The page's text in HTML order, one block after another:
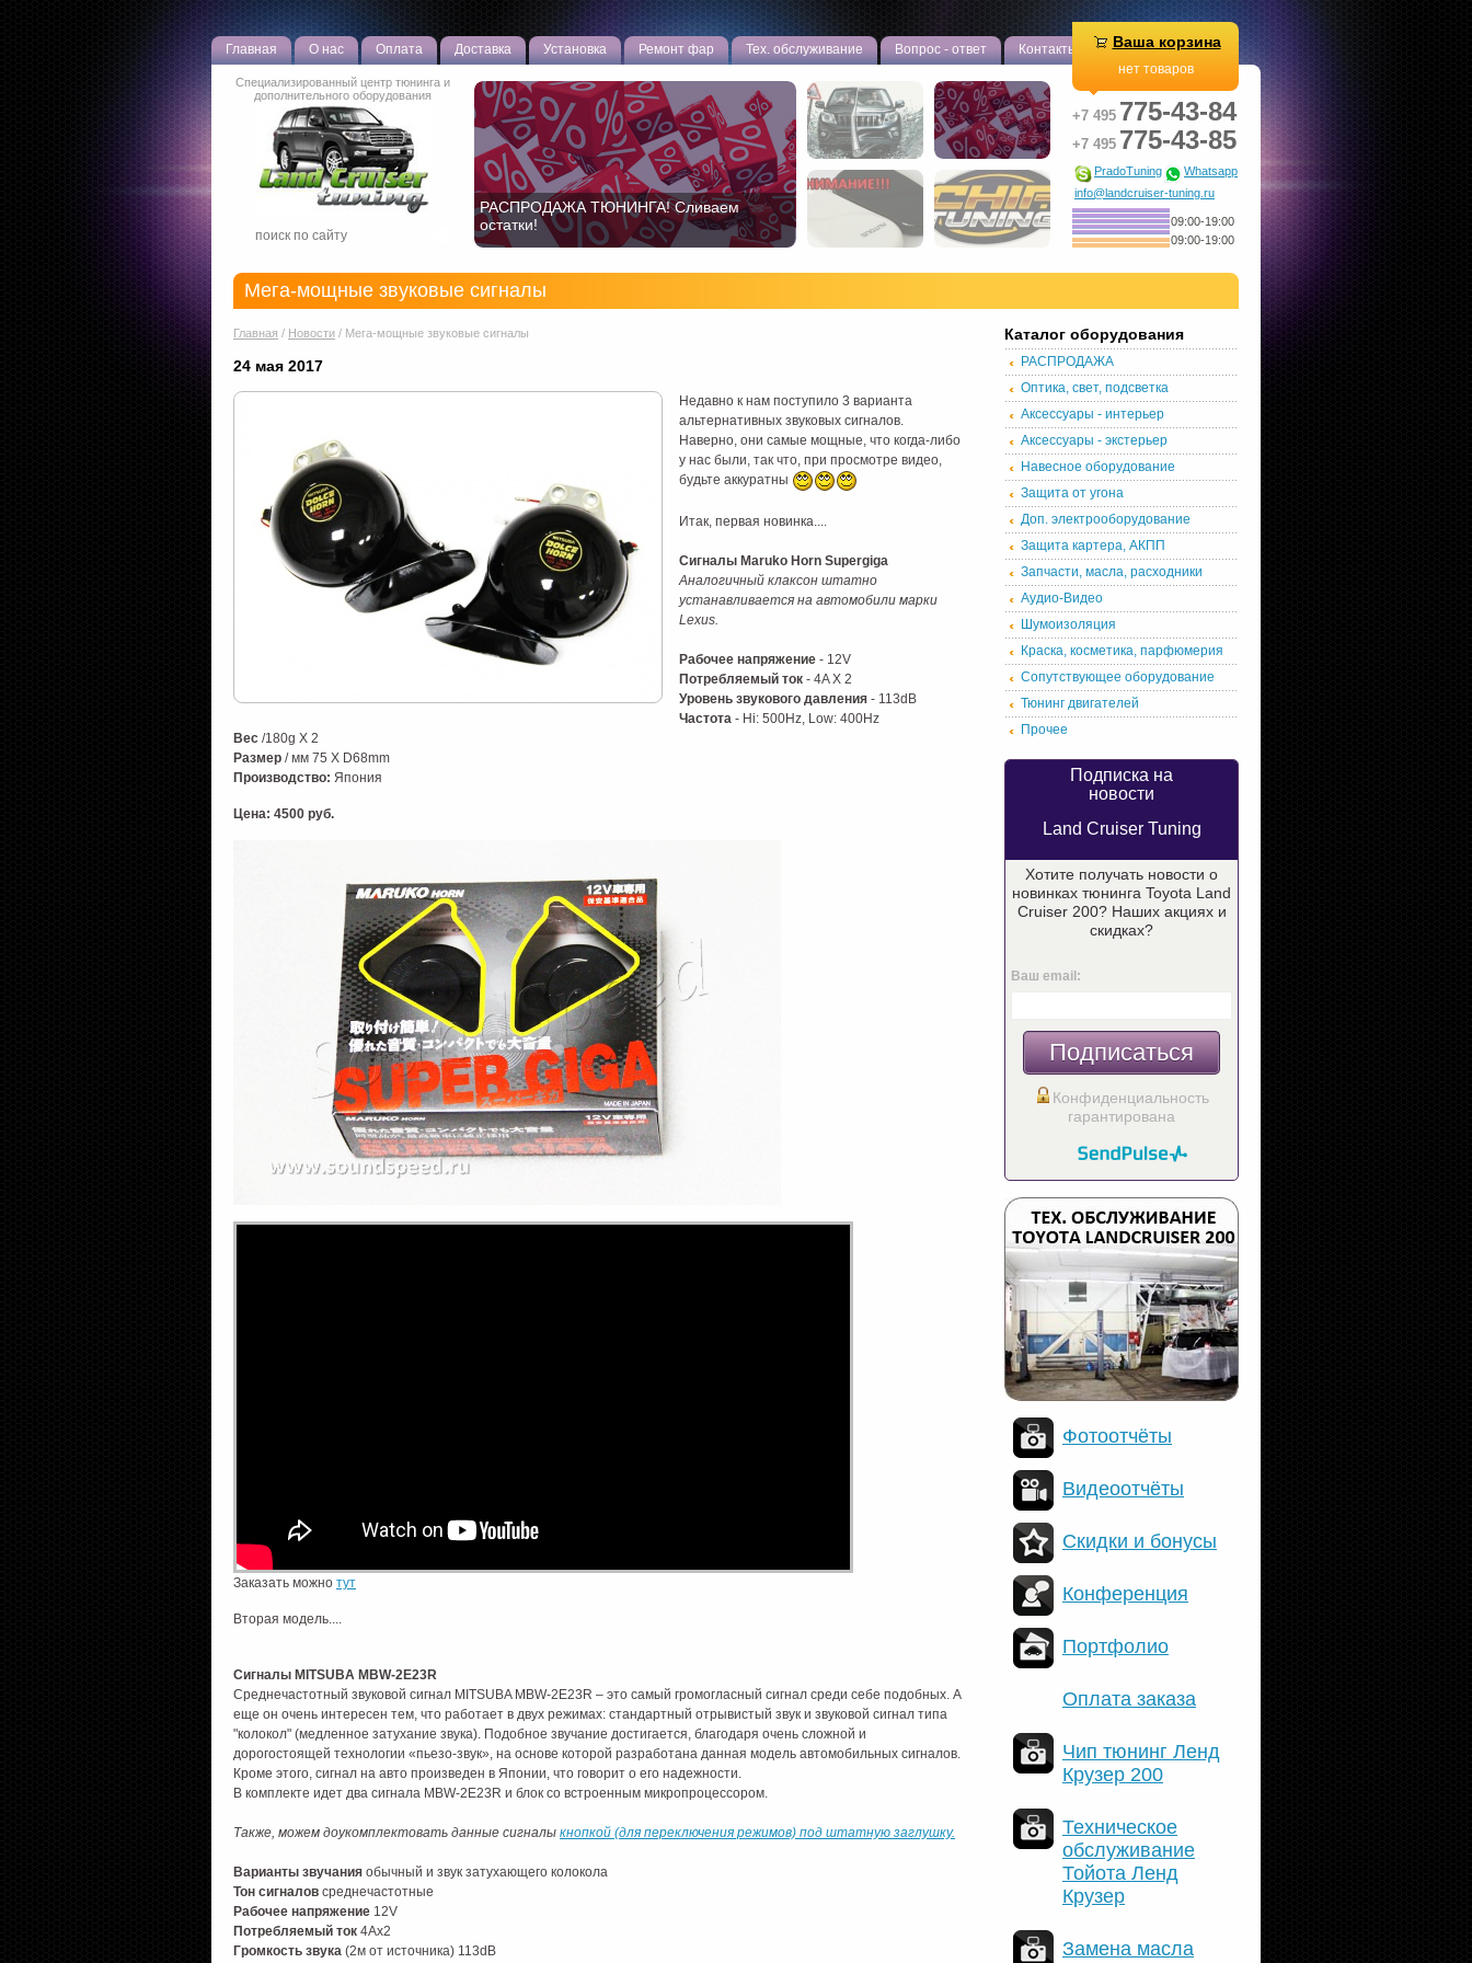
Главная О нас Оплата Доставка Установка Ремонт фар Тех. обслуживание Вопрос - ответ Контакты
Специализированный центр тюнинга и
дополнительного оборудования
РАСПРОДАЖА ТЮНИНГА! Сливаем
остатки!
Ваша корзина
нет товаров
+7 495 775-43-84
+7 495 775-43-85
PradoTuning
Whatsapp
info@landcruiser-tuning.ru
09:00-19:00
09:00-19:00
Мега-мощные звуковые сигналы
Главная / Новости / Мега-мощные звуковые сигналы
24 мая 2017
Недавно к нам поступило 3 варианта
альтернативных звуковых сигналов.
Наверно, они самые мощные, что когда-либо
у нас были, так что, при просмотре видео,
будьте аккуратны
Итак, первая новинка....
Сигналы Maruko Horn Supergiga
Аналогичный клаксон штатно
устанавливается на автомобили марки
Lexus.
Рабочее напряжение - 12V
Потребляемый ток - 4A X 2
Уровень звукового давления - 113dB
Частота - Hi: 500Hz, Low: 400Hz
Вес /180g X 2
Размер / мм 75 X D68mm
Производство: Япония
Цена: 4500 руб.
Заказать можно тут
Вторая модель....
Сигналы MITSUBA MBW-2E23R
Среднечастотный звуковой сигнал MITSUBA MBW-2E23R – это самый громогласный сигнал среди себе подобных. А
еще он очень интересен тем, что работает в двух режимах: стандартный отрывистый звук и звуковой сигнал типа
"колокол" (медленное затухание звука). Подобное звучание достигается, благодаря очень сложной и
дорогостоящей технологии «пьезо-звук», на основе которой разработана данная модель автомобильных сигналов.
Кроме этого, сигнал на авто произведен в Японии, что говорит о его надежности.
В комплекте идет два сигнала MBW-2E23R и блок со встроенным микропроцессором.
Также, можем доукомплектовать данные сигналы кнопкой (для переключения режимов) под штатную заглушку.
Варианты звучания обычный и звук затухающего колокола
Тон сигналов среднечастотные
Рабочее напряжение 12V
Потребляемый ток 4Aх2
Громкость звука (2м от источника) 113dB
Каталог оборудования
РАСПРОДАЖА
Оптика, свет, подсветка
Аксессуары - интерьер
Аксессуары - экстерьер
Навесное оборудование
Защита от угона
Доп. электрооборудование
Защита картера, АКПП
Запчасти, масла, расходники
Аудио-Видео
Шумоизоляция
Краска, косметика, парфюмерия
Сопутствующее оборудование
Тюнинг двигателей
Прочее
Подписка на
новости
Land Cruiser Tuning
Хотите получать новости о
новинках тюнинга Toyota Land
Cruiser 200? Наших акциях и
скидках?
Ваш email:
Подписаться
Конфиденциальность
гарантирована
Фотоотчёты
Видеоотчёты
Скидки и бонусы
Конференция
Портфолио
Оплата заказа
Чип тюнинг Ленд
Крузер 200
Техническое
обслуживание
Тойота Ленд
Крузер
Замена масла